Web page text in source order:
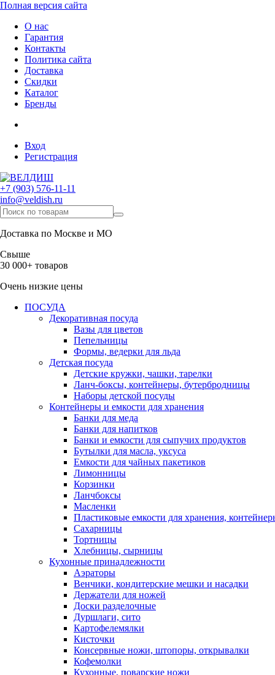
Полная версия сайта
О нас
Гарантия
Контакты
Политика сайта
Доставка
Скидки
Каталог
Бренды
Вход
Регистрация
+7 (903) 576-11-11
info@veldish.ru
Доставка по Москве и МО
Свыше
30 000+ товаров
Очень низкие цены
ПОСУДА
Декоративная посуда
Вазы для цветов
Пепельницы
Формы, ведерки для льда
Детская посуда
Детские кружки, чашки, тарелки
Ланч-боксы, контейнеры, бутербродницы
Наборы детской посуды
Контейнеры и емкости для хранения
Банки для меда
Банки для напитков
Банки и емкости для сыпучих продуктов
Бутылки для масла, уксуса
Емкости для чайных пакетиков
Лимонницы
Корзинки
Ланчбоксы
Масленки
Пластиковые емкости для хранения,
Сахарницы
Тортницы
Хлебницы, сырницы
Кухонные принадлежности
Аэраторы
Венчики, кондитерские мешки и насадки
Держатели для ножей
Доски разделочные
Дуршлаги, сито
Картофелемялки
Кисточки
Консервные ножи, штопоры, открывалки
Кофемолки
Кухонные, поварские ножи